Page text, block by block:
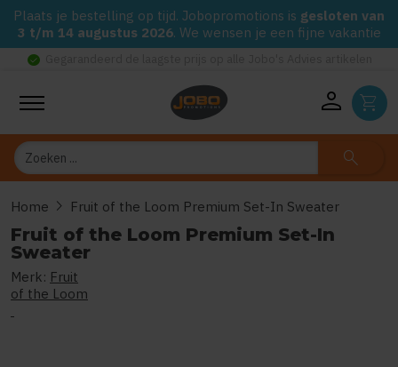
Plaats je bestelling op tijd. Jobopromotions is gesloten van
3 t/m 14 augustus 2026. We wensen je een fijne vakantie
check_circle
person shopping_cart
Zoeken search
Home chevron_right Fruit of the Loom Premium Set-In Sweater
Fruit of the Loom Premium Set-In
Sweater
Merk: Fruit
of the Loom